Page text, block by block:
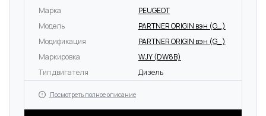
Марка
PEUGEOT
Модель
PARTNER ORIGIN вэн (G_)
Модификация
PARTNER ORIGIN вэн (G_)
Маркировка
WJY (DW8B)
Тип двигателя
Дизель
Посмотреть полное описание